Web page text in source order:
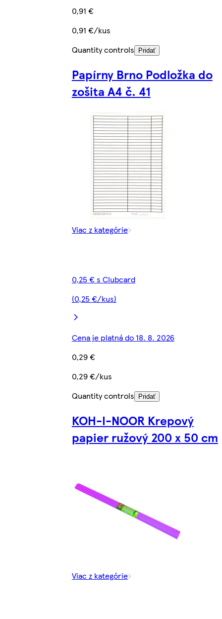
0,91 €
0,91 €/kus
Quantity controls
Pridať
Papírny Brno Podložka do
zošita A4 č. 41
Viac z kategórie
0,25 € s Clubcard
(0,25 €/kus)
Cena je platná do 18. 8. 2026
0,29 €
0,29 €/kus
Quantity controls
Pridať
KOH-I-NOOR Krepový
papier ružový 200 x 50 cm
Viac z kategórie